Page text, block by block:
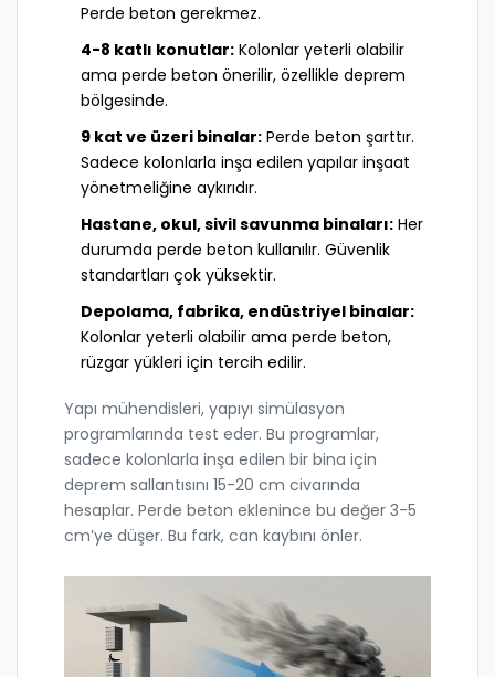
Perde beton gerekmez.
4-8 katlı konutlar: Kolonlar yeterli olabilir
ama perde beton önerilir, özellikle deprem
bölgesinde.
9 kat ve üzeri binalar: Perde beton şarttır.
Sadece kolonlarla inşa edilen yapılar inşaat
yönetmeliğine aykırıdır.
Hastane, okul, sivil savunma binaları: Her
durumda perde beton kullanılır. Güvenlik
standartları çok yüksektir.
Depolama, fabrika, endüstriyel binalar:
Kolonlar yeterli olabilir ama perde beton,
rüzgar yükleri için tercih edilir.
Yapı mühendisleri, yapıyı simülasyon
programlarında test eder. Bu programlar,
sadece kolonlarla inşa edilen bir bina için
deprem sallantısını 15-20 cm civarında
hesaplar. Perde beton eklenince bu değer 3-5
cm’ye düşer. Bu fark, can kaybını önler.